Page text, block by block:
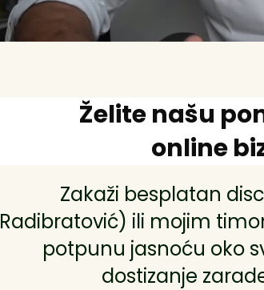
Želite našu
online
Zakaži besplatan
Radibratović) ili mojim
potpunu jasnoću oko
dostizanje